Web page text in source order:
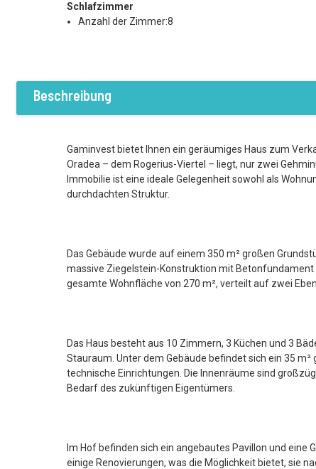
Schlafzimmer
Anzahl der Zimmer:8
Beschreibung
Gaminvest bietet Ihnen ein geräumiges Haus zum
Oradea – dem Rogerius-Viertel – liegt, nur zwei
Immobilie ist eine ideale Gelegenheit sowohl als
durchdachten Struktur.
Das Gebäude wurde auf einem 350 m² großen
massive Ziegelstein-Konstruktion mit
gesamte Wohnfläche von 270 m², verteilt auf zwei
Das Haus besteht aus 10 Zimmern, 3 Küchen und 3
Stauraum. Unter dem Gebäude befindet sich ein 35
technische Einrichtungen. Die Innenräume sind
Bedarf des zukünftigen Eigentümers.
Im Hof befinden sich ein angebautes Pavillon und eine
einige Renovierungen, was die Möglichkeit bietet, sie